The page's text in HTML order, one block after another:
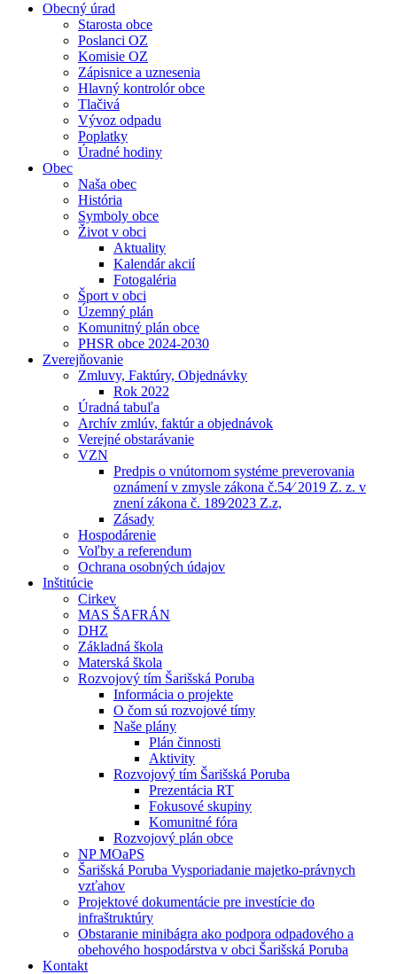
Obecný úrad
Starosta obce
Poslanci OZ
Komisie OZ
Zápisnice a uznesenia
Hlavný kontrolór obce
Tlačivá
Vývoz odpadu
Poplatky
Úradné hodiny
Obec
Naša obec
História
Symboly obce
Život v obci
Aktuality
Kalendár akcií
Fotogaléria
Šport v obci
Územný plán
Komunitný plán obce
PHSR obce 2024-2030
Zverejňovanie
Zmluvy, Faktúry, Objednávky
Rok 2022
Úradná tabuľa
Archív zmlúv, faktúr a objednávok
Verejné obstarávanie
VZN
Predpis o vnútornom systéme preverovania
oznámení v zmysle zákona č.54⁄ 2019 Z. z. v
znení zákona č. 189⁄2023 Z.z,
Zásady
Hospodárenie
Voľby a referendum
Ochrana osobných údajov
Inštitúcie
Cirkev
MAS ŠAFRÁN
DHZ
Základná škola
Materská škola
Rozvojový tím Šarišská Poruba
Informácia o projekte
O čom sú rozvojové tímy
Naše plány
Plán činnosti
Aktivity
Rozvojový tím Šarišská Poruba
Prezentácia RT
Fokusové skupiny
Komunitné fóra
Rozvojový plán obce
NP MOaPS
Šarišská Poruba Vysporiadanie majetko-právnych
vzťahov
Projektové dokumentácie pre investície do
infraštruktúry
Obstaranie minibágra ako podpora odpadového a
obehového hospodárstva v obci Šarišská Poruba
Kontakt